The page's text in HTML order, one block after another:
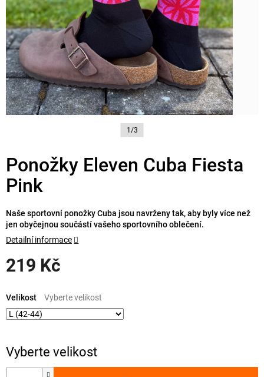
1/3
Ponožky Eleven Cuba Fiesta
Pink
219 Kč
cena:
Velikost
Naše sportovní ponožky Cuba jsou navrženy tak, aby byly více než
jen obyčejnou součástí vašeho sportovního oblečení.
Detailní informace